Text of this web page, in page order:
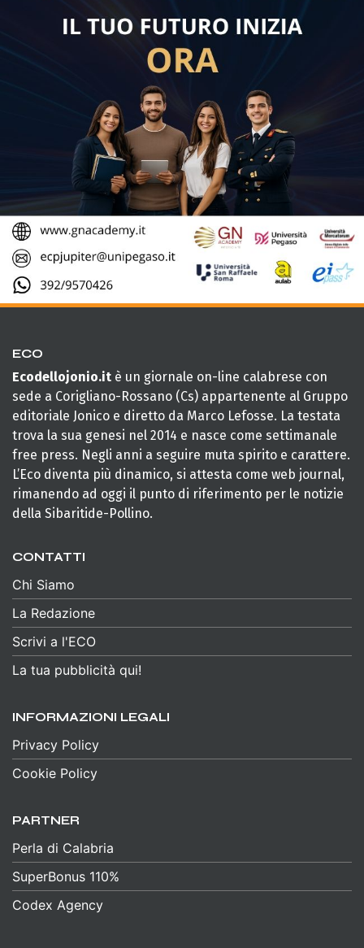
ECO
Ecodellojonio.it è un giornale on-line calabrese con
sede a Corigliano-Rossano (Cs) appartenente al Gruppo
editoriale Jonico e diretto da Marco Lefosse. La testata
trova la sua genesi nel 2014 e nasce come settimanale
free press. Negli anni a seguire muta spirito e carattere.
L’Eco diventa più dinamico, si attesta come web journal,
rimanendo ad oggi il punto di riferimento per le notizie
della Sibaritide-Pollino.
CONTATTI
Chi Siamo
La Redazione
Scrivi a l'ECO
La tua pubblicità qui!
INFORMAZIONI LEGALI
Privacy Policy
Cookie Policy
PARTNER
Perla di Calabria
SuperBonus 110%
Codex Agency